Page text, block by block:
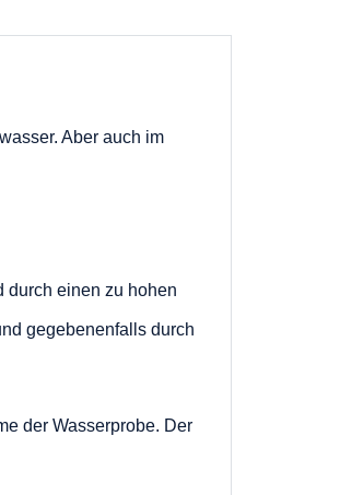
Aber auch im
durch einen zu hohen
gegebenenfalls durch
der Wasserprobe. Der